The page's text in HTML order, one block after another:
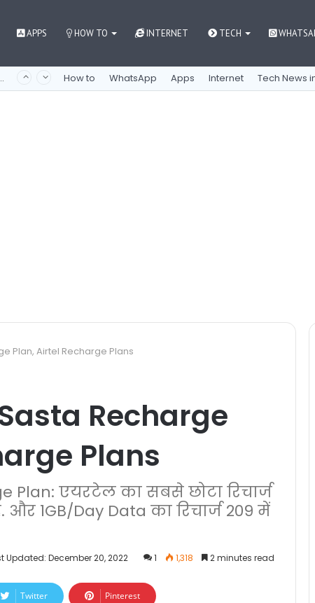
APPS HOW TO INTERNET TECH
Kanna kaivattu tunne mukaan mobiilipelien maailmaan How to WhatsApp Apps Internet Tech News
Plan, Airtel Recharge Plans
Recharge
Plans
Plan: एयरटेल का सबसे छोटा रिचार्ज
और 1GB/Day Data का रिचार्ज 209 में
Updated: December 20, 2022 1 1,318 2 minutes read
Twitter Pinterest